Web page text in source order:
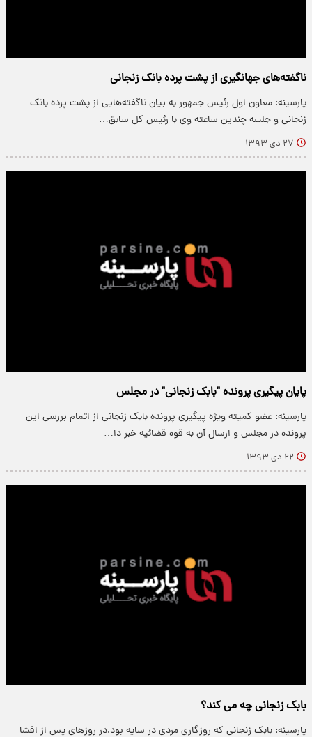
ناگفته‌های جهانگیری از پشت پرده بانک زنجانی
پارسینه: معاون اول رئیس جمهور به بیان ناگفته‌هایی از پشت پرده بانک
زنجانی و جلسه چندین ساعته وی با رئیس کل سابق…
۲۷ دی ۱۳۹۳
پایان پیگیری پرونده "بابک زنجانی" در مجلس
پارسینه: عضو کمیته ویژه پیگیری پرونده بابک زنجانی از اتمام بررسی این
پرونده در مجلس و ارسال آن به قوه قضائیه خبر دا…
۲۲ دی ۱۳۹۳
بابک زنجانی چه می کند؟
پارسینه: بابک زنجانی که روزگاری مردی در سایه بود،در روزهای پس از افشا